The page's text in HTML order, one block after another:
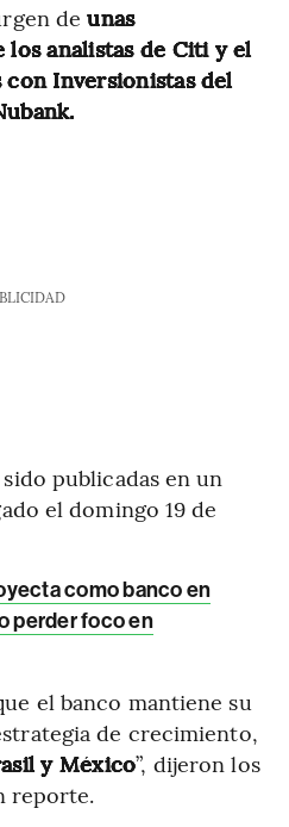
de unas
analistas de Citi y el
con Inversionistas del
publicadas en un
el domingo 19 de
como banco en
perder foco en
el banco mantiene su
de crecimiento,
y México”, dijeron los
reporte.